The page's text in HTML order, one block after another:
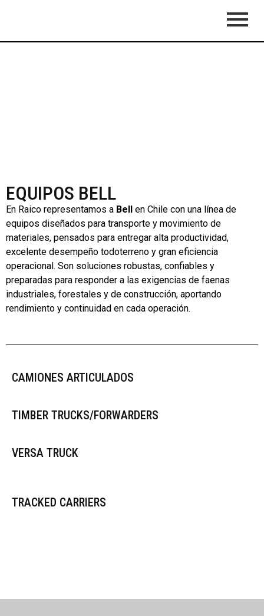
EQUIPOS BELL
En Raico representamos a Bell en Chile con una línea de
equipos diseñados para transporte y movimiento de
materiales, pensados para entregar alta productividad,
excelente desempeño todoterreno y gran eficiencia
operacional. Son soluciones robustas, confiables y
preparadas para responder a las exigencias de faenas
industriales, forestales y de construcción, aportando
rendimiento y continuidad en cada operación.
CAMIONES ARTICULADOS
TIMBER TRUCKS/FORWARDERS
VERSA TRUCK
TRACKED CARRIERS